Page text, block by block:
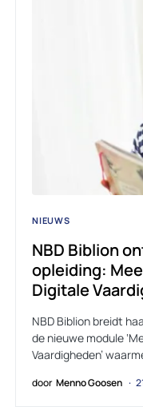
NIEUWS
NBD Biblion
opleiding:
Digitale
NBD Biblion breidt
de nieuwe module
Vaardigheden’
door Menno Goosen